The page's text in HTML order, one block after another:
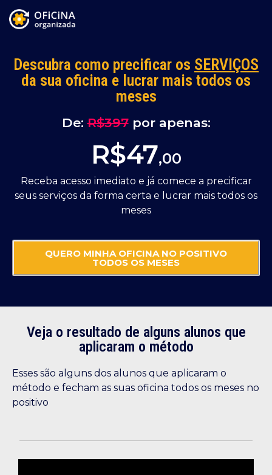
Descubra como precificar os SERVIÇOS
da sua oficina e lucrar mais todos os
meses
De:R$397por apenas:
R$47,00
Receba acesso imediato e já comece a precificar
seus serviços da forma certa e lucrar mais todos os
meses
QUERO MINHA OFICINA NO POSITIVO
TODOS OS MESES
Veja o resultado de alguns alunos que
aplicaram o método
Esses são alguns dos alunos que aplicaram o
método e fecham as suas oficina todos os meses no
positivo